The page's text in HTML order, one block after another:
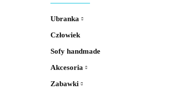
Ubranka
Człowiek
Sofy handmade
Akcesoria
Zabawki